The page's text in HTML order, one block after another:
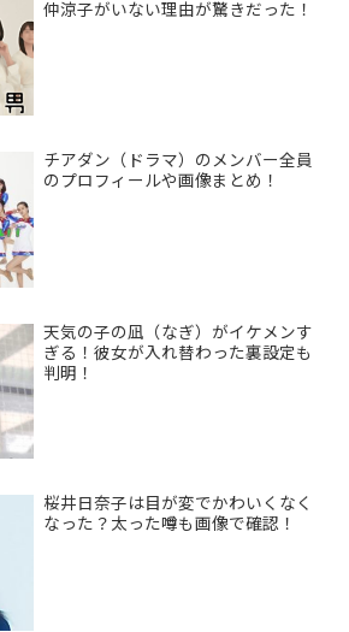
仲涼子がいない理由が驚きだった！
チアダン（ドラマ）のメンバー全員
のプロフィールや画像まとめ！
天気の子の凪（なぎ）がイケメンす
ぎる！彼女が入れ替わった裏設定も
判明！
桜井日奈子は目が変でかわいくなく
なった？太った噂も画像で確認！